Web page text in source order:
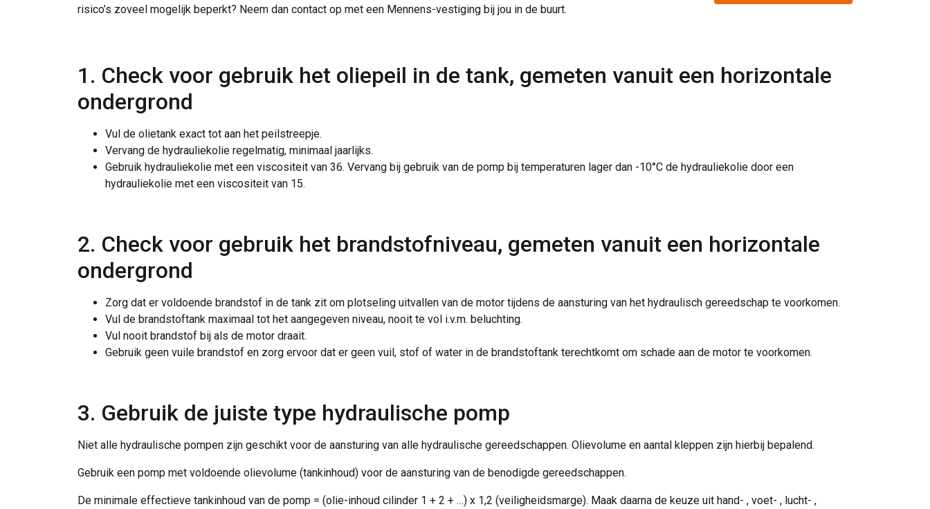
risico’s zoveel mogelijk beperkt? Neem dan contact op met een Mennens-vestiging bij jou in de buurt.
1. Check voor gebruik het oliepeil in de tank, gemeten vanuit een horizontale
ondergrond
Vul de olietank exact tot aan het peilstreepje.
Vervang de hydrauliekolie regelmatig, minimaal jaarlijks.
Gebruik hydrauliekolie met een viscositeit van 36. Vervang bij gebruik van de pomp bij temperaturen lager dan -10°C de hydrauliekolie door een
hydrauliekolie met een viscositeit van 15.
2. Check voor gebruik het brandstofniveau, gemeten vanuit een horizontale
ondergrond
Zorg dat er voldoende brandstof in de tank zit om plotseling uitvallen van de motor tijdens de aansturing van het hydraulisch gereedschap te voorkomen.
Vul de brandstoftank maximaal tot het aangegeven niveau, nooit te vol i.v.m. beluchting.
Vul nooit brandstof bij als de motor draait.
Gebruik geen vuile brandstof en zorg ervoor dat er geen vuil, stof of water in de brandstoftank terechtkomt om schade aan de motor te voorkomen.
3. Gebruik de juiste type hydraulische pomp
Niet alle hydraulische pompen zijn geschikt voor de aansturing van alle hydraulische gereedschappen. Olievolume en aantal kleppen zijn hierbij bepalend.
Gebruik een pomp met voldoende olievolume (tankinhoud) voor de aansturing van de benodigde gereedschappen.
De minimale effectieve tankinhoud van de pomp = (olie-inhoud cilinder 1 + 2 + …) x 1,2 (veiligheidsmarge). Maak daarna de keuze uit hand- , voet- , lucht- ,